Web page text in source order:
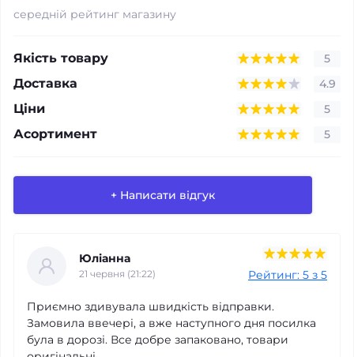
середній рейтинг магазину
Якість товару 5
Доставка 4.9
Ціни 5
Асортимент 5
+ Написати відгук
Юліанна
21 червня (21:22) Рейтинг: 5 з 5
Приємно здивувала швидкість відправки.
Замовила ввечері, а вже наступного дня посилка
була в дорозі. Все добре запаковано, товари
Якість товару